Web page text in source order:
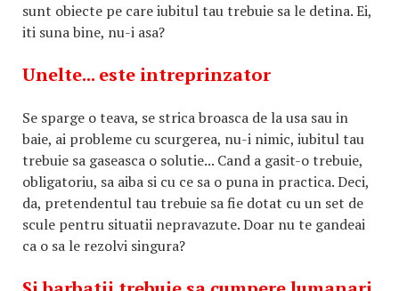
sunt obiecte pe care iubitul tau trebuie sa le detina. Ei,
iti suna bine, nu-i asa?
Unelte... este intreprinzator
Se sparge o teava, se strica broasca de la usa sau in
baie, ai probleme cu scurgerea, nu-i nimic, iubitul tau
trebuie sa gaseasca o solutie... Cand a gasit-o trebuie,
obligatoriu, sa aiba si cu ce sa o puna in practica. Deci,
da, pretendentul tau trebuie sa fie dotat cu un set de
scule pentru situatii nepravazute. Doar nu te gandeai
ca o sa le rezolvi singura?